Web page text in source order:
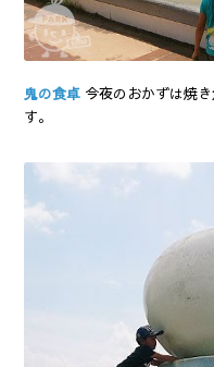
鬼の食卓 今夜のおかずは焼
す。